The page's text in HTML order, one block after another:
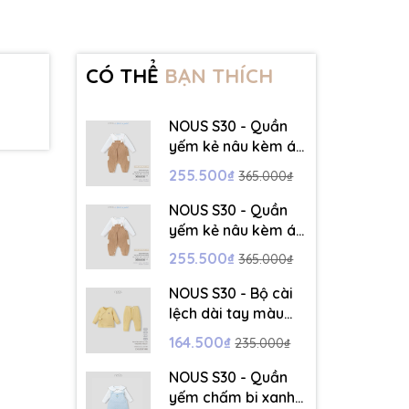
CÓ THỂ BẠN THÍCH
NOUS S30 - Quần
yếm kẻ nâu kèm áo
dài tay màu trắng -
3-6M - SS26.T5C
255.500₫ 365.000₫
NOUS S30 - Quần
yếm kẻ nâu kèm áo
dài tay màu trắng -
6-9M - SS26.T5C
255.500₫ 365.000₫
NOUS S30 - Bộ cài
lệch dài tay màu
vàng thêu trang trí
- 12-18M - SS26.T5C
164.500₫ 235.000₫
NOUS S30 - Quần
yếm chấm bi xanh